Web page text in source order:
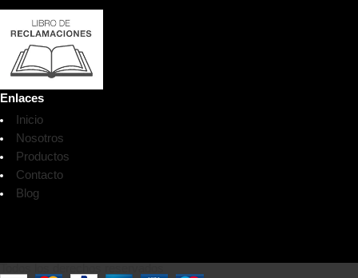
Enlaces
Inicio
Nosotros
Productos
Contacto
Blog